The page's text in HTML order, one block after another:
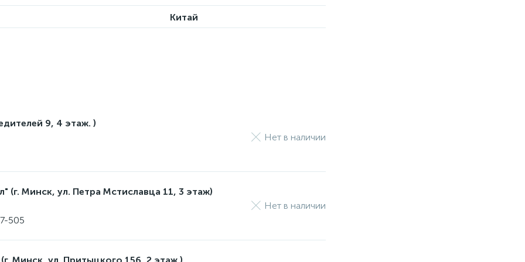
Китай
9, 4 этаж. )
Нет в наличии
Минск, ул. Петра Мстиславца 11, 3 этаж)
505
Нет в наличии